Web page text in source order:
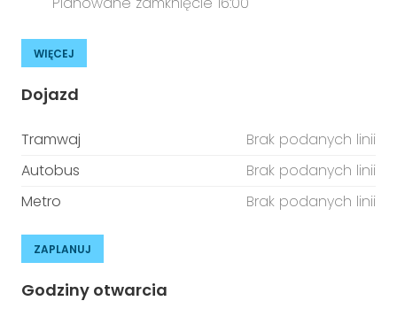
WIĘCEJ
Dojazd
Tramwaj
Brak podanych linii
Autobus
Brak podanych linii
Metro
Brak podanych linii
ZAPLANUJ
Godziny otwarcia